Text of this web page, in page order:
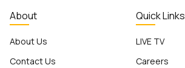
About
About Us
Contact Us
Quick Links
LIVE TV
Careers